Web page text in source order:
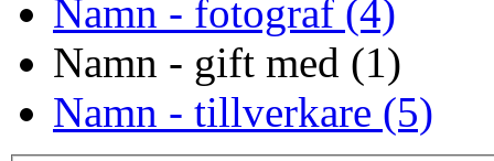
Namn - fotograf (4)
Namn - gift med (1)
Namn - tillverkare (5)